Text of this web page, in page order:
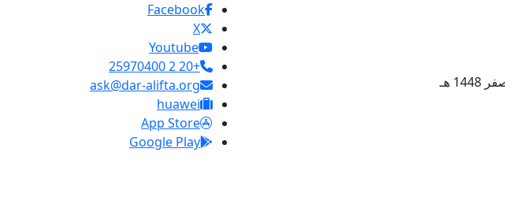
Facebook
X
Youtube
+20 2 25970400
ask@dar-alifta.org
huawei
App Store
Google Play